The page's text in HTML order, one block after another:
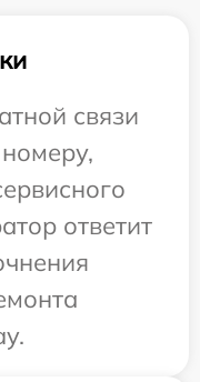
связи
ответит